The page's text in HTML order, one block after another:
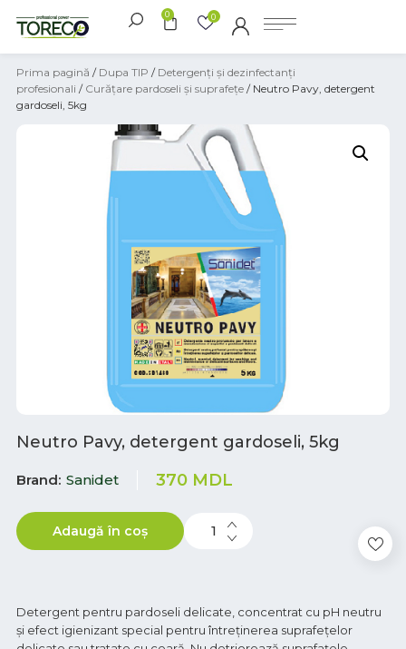
0 0
Prima pagină / Dupa TIP / Detergenți și dezinfectanți
profesionali / Curățare pardoseli și suprafețe / Neutro Pavy, detergent
gardoseli, 5kg
Neutro Pavy, detergent gardoseli, 5kg
Brand Sanidet 370 MDL
Adaugă în coș
Detergent pentru pardoseli delicate, concentrat cu pH neutru
și efect igienizant special pentru întreţinerea suprafeţelor